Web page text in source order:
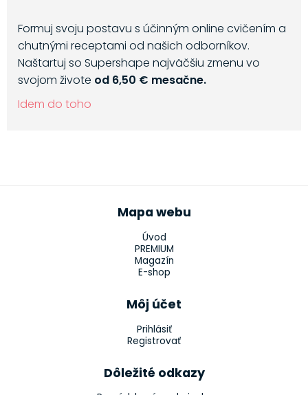
Formuj svoju postavu s účinným online cvičením a
chutnými receptami od našich odborníkov.
Naštartuj so Supershape najväčšiu zmenu vo
svojom živote od 6,50 € mesačne.
Idem do toho
Mapa webu
Úvod
PREMIUM
Magazín
E-shop
Môj účet
Prihlásiť
Registrovať
Dôležité odkazy